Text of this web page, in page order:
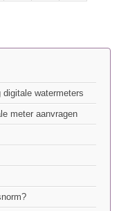
watermeters
meter aanvragen